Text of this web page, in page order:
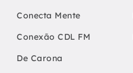
Conecta Mente
Conexão CDL FM
De Carona